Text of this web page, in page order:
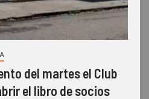
del martes el Club
el libro de socios